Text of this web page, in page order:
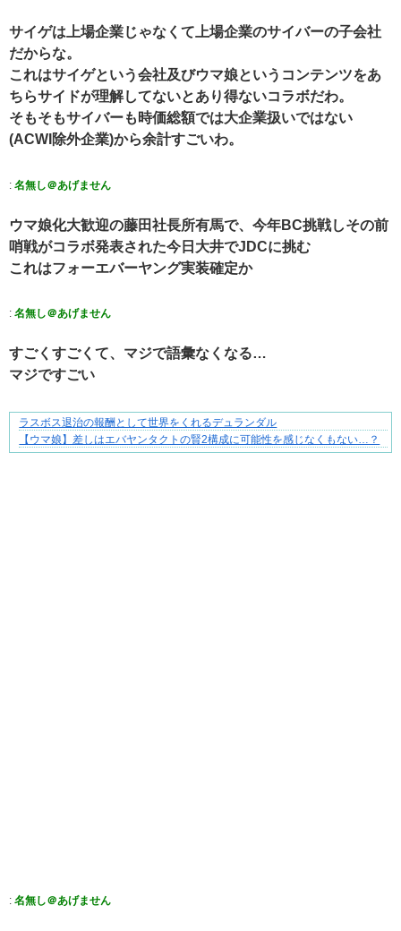
サイゲは上場企業じゃなくて上場企業のサイバーの子会社
だからな。
これはサイゲという会社及びウマ娘というコンテンツをあ
ちらサイドが理解してないとあり得ないコラボだわ。
そもそもサイバーも時価総額では大企業扱いではない
(ACWI除外企業)から余計すごいわ。
: 名無し＠あげません
ウマ娘化大歓迎の藤田社長所有馬で、今年BC挑戦しその前
哨戦がコラボ発表された今日大井でJDCに挑む
これはフォーエバーヤング実装確定か
: 名無し＠あげません
すごくすごくて、マジで語彙なくなる…
マジですごい
身近すぎる“厄介な人たち”が大集合！
ラスボス退治の報酬として世界をくれるデュランダル
【ウマ娘】差しはエバヤンタクトの賢2構成に可能性を感じなくもない…？
: 名無し＠あげません